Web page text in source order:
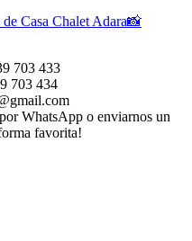
Casa Chalet Adara📸
703 433
703 434
WhatsApp o enviarnos un
favorita!